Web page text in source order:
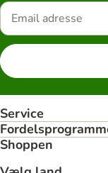
Service
Shoppen